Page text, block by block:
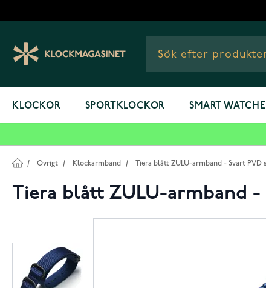
KLOCKOR SPORTKLOCKOR SMART
/ Övrigt / Klockarmband / Tiera blått ZULU-armband - Svart PVD
Tiera blått ZULU-armband -